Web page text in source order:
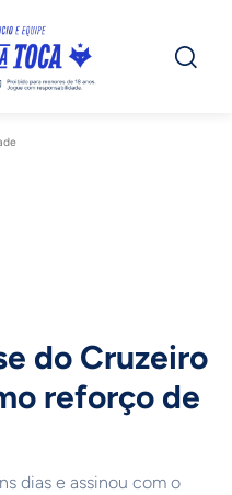
do Cruzeiro
reforço de
dias e assinou com o